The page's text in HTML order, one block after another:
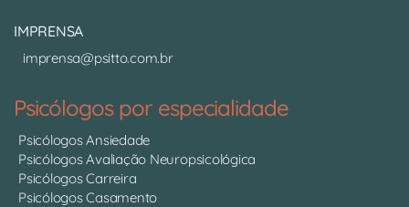
IMPRENSA
imprensa@psitto.com.br
Psicólogos por especialidade
Psicólogos Ansiedade
Psicólogos Avaliação Neuropsicológica
Psicólogos Carreira
Psicólogos Casamento